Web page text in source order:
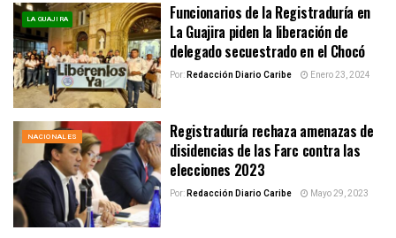
LA GUAJIRA
Funcionarios de la Registraduría en
La Guajira piden la liberación de
delegado secuestrado en el Chocó
Por:Redacción Diario Caribe Enero 23, 2024
NACIONALES
Registraduría rechaza amenazas de
disidencias de las Farc contra las
elecciones 2023
Por:Redacción Diario Caribe Mayo 29, 2023